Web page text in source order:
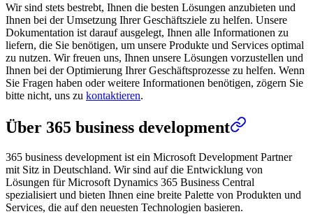
Wir sind stets bestrebt, Ihnen die besten Lösungen anzubieten und
Ihnen bei der Umsetzung Ihrer Geschäftsziele zu helfen. Unsere
Dokumentation ist darauf ausgelegt, Ihnen alle Informationen zu
liefern, die Sie benötigen, um unsere Produkte und Services optimal
zu nutzen. Wir freuen uns, Ihnen unsere Lösungen vorzustellen und
Ihnen bei der Optimierung Ihrer Geschäftsprozesse zu helfen. Wenn
Sie Fragen haben oder weitere Informationen benötigen, zögern Sie
bitte nicht, uns zu kontaktieren.
Über 365 business development
365 business development ist ein Microsoft Development Partner
mit Sitz in Deutschland. Wir sind auf die Entwicklung von
Lösungen für Microsoft Dynamics 365 Business Central
spezialisiert und bieten Ihnen eine breite Palette von Produkten und
Services, die auf den neuesten Technologien basieren.